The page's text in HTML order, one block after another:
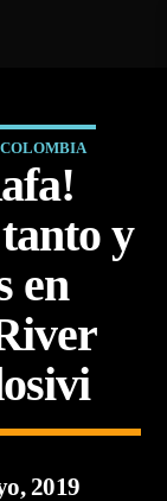
y
en
2019